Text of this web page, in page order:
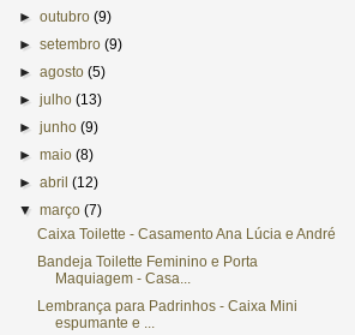
►outubro(9)
►setembro(9)
►agosto(5)
►julho(13)
►junho(9)
►maio(8)
►abril(12)
▼março(7)
Caixa Toilette - Casamento Ana Lúcia e André
Bandeja Toilette Feminino e Porta
Maquiagem - Casa...
Lembrança para Padrinhos - Caixa Mini
espumante e ...